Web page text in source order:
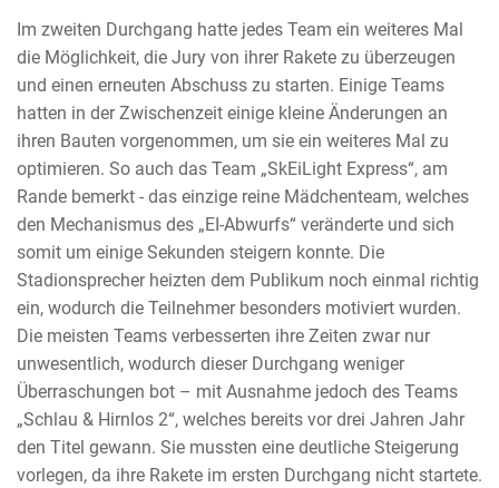
Im zweiten Durchgang hatte jedes Team ein weiteres Mal
die Möglichkeit, die Jury von ihrer Rakete zu überzeugen
und einen erneuten Abschuss zu starten. Einige Teams
hatten in der Zwischenzeit einige kleine Änderungen an
ihren Bauten vorgenommen, um sie ein weiteres Mal zu
optimieren. So auch das Team „SkEiLight Express“, am
Rande bemerkt - das einzige reine Mädchenteam, welches
den Mechanismus des „EI-Abwurfs“ veränderte und sich
somit um einige Sekunden steigern konnte. Die
Stadionsprecher heizten dem Publikum noch einmal richtig
ein, wodurch die Teilnehmer besonders motiviert wurden.
Die meisten Teams verbesserten ihre Zeiten zwar nur
unwesentlich, wodurch dieser Durchgang weniger
Überraschungen bot – mit Ausnahme jedoch des Teams
„Schlau & Hirnlos 2“, welches bereits vor drei Jahren Jahr
den Titel gewann. Sie mussten eine deutliche Steigerung
vorlegen, da ihre Rakete im ersten Durchgang nicht startete.